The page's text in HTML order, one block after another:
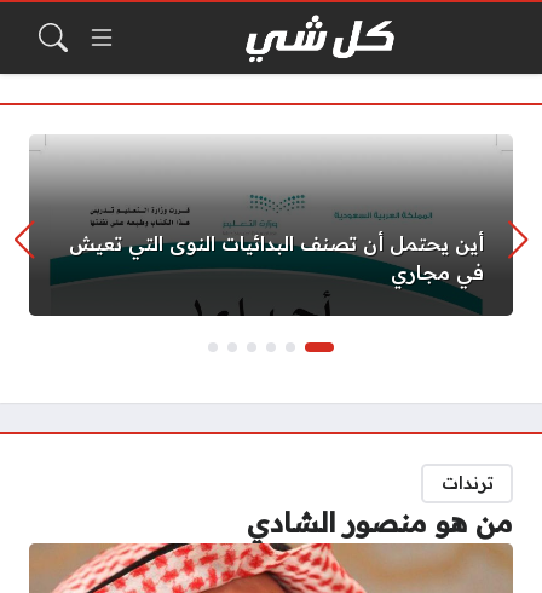
أين يحتمل أن تصنف البدائيات النوى التي تعيش
في مجاري
ترندات
من هو منصور الشادي